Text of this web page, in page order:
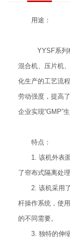
用途：
YYSF系列
混合机、压片机
化生产的工艺流
劳动强度，提高
企业实现“GMP”
特点：
1. 该机外表
了帘布式隔离处
2. 该机采用
杆操作系统，使
的不同需要。
3. 独特的伸